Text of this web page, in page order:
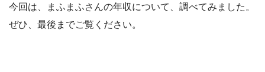
今回は、まふまふさんの年収について、調べてみました。
ぜひ、最後までご覧ください。